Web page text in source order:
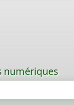
numériques